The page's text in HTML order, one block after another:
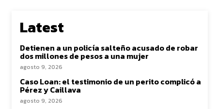
Latest
Detienen a un policía salteño acusado de robar
dos millones de pesos a una mujer
agosto 9, 2026
Caso Loan: el testimonio de un perito complicó a
Pérez y Caillava
agosto 9, 2026